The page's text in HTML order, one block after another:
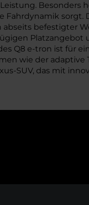
Besonders
sorgt.
befestigter
Q8 e-tron ist für
wie der
SUV, das mit